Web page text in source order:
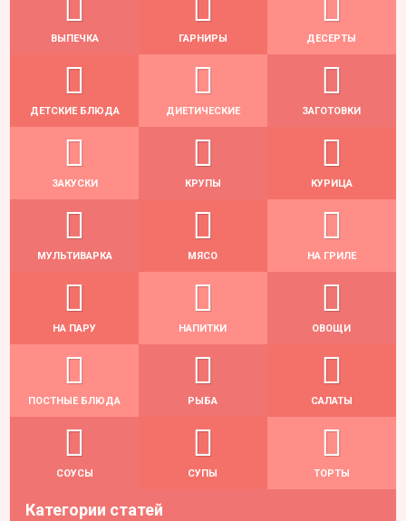
ВЫПЕЧКА ГАРНИРЫ ДЕСЕРТЫ
ДЕТСКИЕ БЛЮДА ДИЕТИЧЕСКИЕ ЗАГОТОВКИ
ЗАКУСКИ КРУПЫ КУРИЦА
МУЛЬТИВАРКА МЯСО НА ГРИЛЕ
НА ПАРУ НАПИТКИ ОВОЩИ
ПОСТНЫЕ БЛЮДА РЫБА САЛАТЫ
СОУСЫ СУПЫ ТОРТЫ
Категории статей